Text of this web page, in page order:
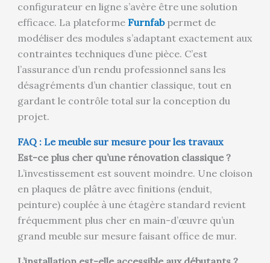
configurateur en ligne s’avère être une solution
efficace. La plateforme Furnfabpermet de
modéliser des modules s’adaptant exactement aux
contraintes techniques d’une pièce. C’est
l’assurance d’un rendu professionnel sans les
désagréments d’un chantier classique, tout en
gardant le contrôle total sur la conception du
projet.
FAQ : Le meuble sur mesure pour les travaux
Est-ce plus cher qu’une rénovation classique ?
L’investissement est souvent moindre. Une cloison
en plaques de plâtre avec finitions (enduit,
peinture) couplée à une étagère standard revient
fréquemment plus cher en main-d’œuvre qu’un
grand meuble sur mesure faisant office de mur.